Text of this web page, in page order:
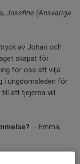
Josefine (Ansvariga
av Johan och
skapat för
för oss att vilja
i ungdomsleden för
att tjejerna vill
- Emma,